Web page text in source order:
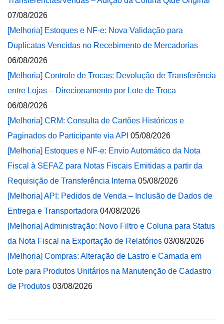
07/08/2026
[Melhoria] Estoques e NF-e: Nova Validação para
Duplicatas Vencidas no Recebimento de Mercadorias
06/08/2026
[Melhoria] Controle de Trocas: Devolução de Transferência
entre Lojas – Direcionamento por Lote de Troca
06/08/2026
[Melhoria] CRM: Consulta de Cartões Históricos e
Paginados do Participante via API 05/08/2026
[Melhoria] Estoques e NF-e: Envio Automático da Nota
Fiscal à SEFAZ para Notas Fiscais Emitidas a partir da
Requisição de Transferência Interna 05/08/2026
[Melhoria] API: Pedidos de Venda – Inclusão de Dados de
Entrega e Transportadora 04/08/2026
[Melhoria] Administração: Novo Filtro e Coluna para Status
da Nota Fiscal na Exportação de Relatórios 03/08/2026
[Melhoria] Compras: Alteração de Lastro e Camada em
Lote para Produtos Unitários na Manutenção de Cadastro
de Produtos 03/08/2026